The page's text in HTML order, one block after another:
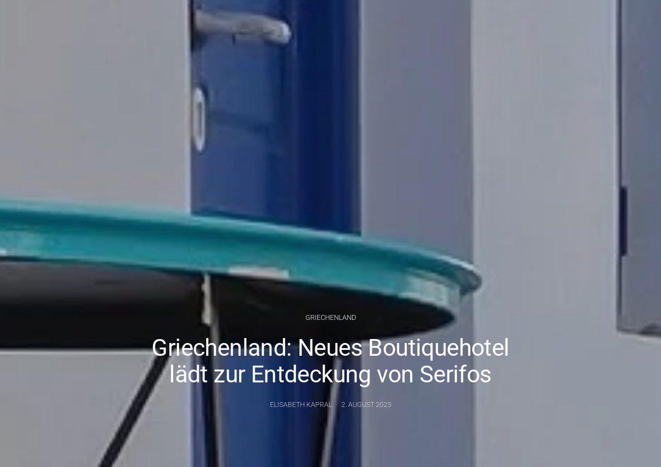
GRIECHENLAND
Griechenland: Neues Boutiquehotel
lädt zur Entdeckung von Serifos
ELISABETH KAPRAL 2. AUGUST 2023